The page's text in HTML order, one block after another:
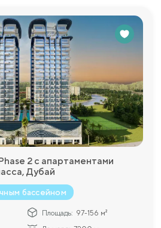
2 с апартаментами
Дубай
бассейном
Площадь: 97-156 м²